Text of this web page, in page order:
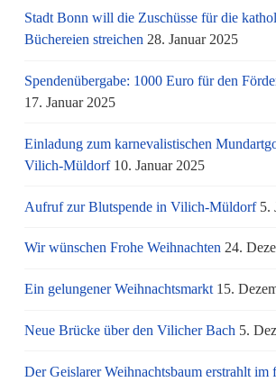
Stadt Bonn will die Zuschüsse für die
Büchereien streichen 28. Januar 2025
Spendenübergabe: 1000 Euro für den
17. Januar 2025
Einladung zum karnevalistischen
Vilich-Müldorf 10. Januar 2025
Aufruf zur Blutspende in Vilich-Müldorf 5.
Wir wünschen Frohe Weihnachten 24.
Ein gelungener Weihnachtsmarkt 15.
Neue Brücke über den Vilicher Bach 5.
Der Geislarer Weihnachtsbaum erstrahlt im